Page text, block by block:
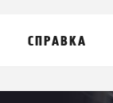
СПРАВКА